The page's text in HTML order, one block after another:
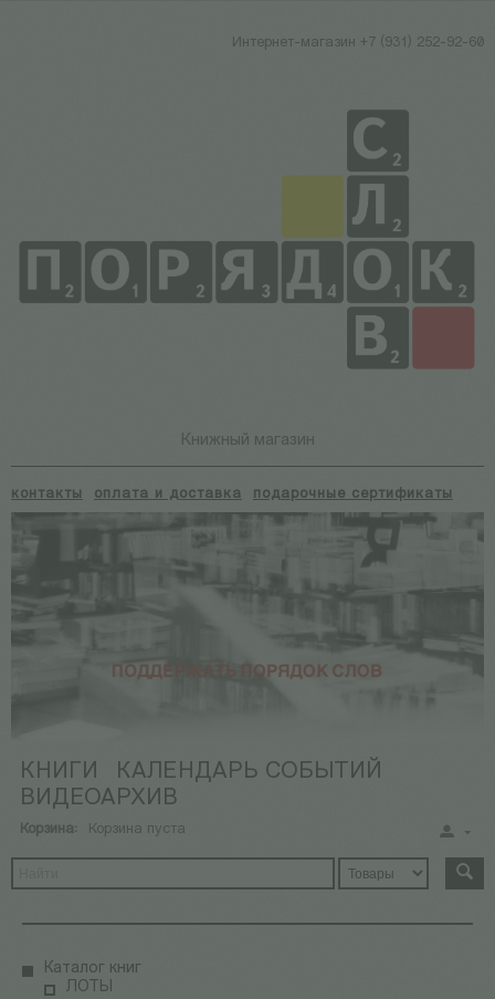
Интернет-магазин +7 (931) 252-92-60
Книжный магазин
контакты оплата и доставка подарочные сертификаты
КНИГИ
КАЛЕНДАРЬ СОБЫТИЙ
ВИДЕОАРХИВ
Корзина: Корзина пуста
Каталог книг
ЛОТЫ